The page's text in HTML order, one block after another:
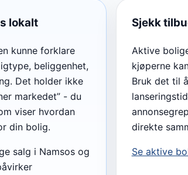
lokalt
kunne forklare
beliggenhet,
Det holder ikke
markedet” - du
viser hvordan
din bolig.
salg i Namsos og
Sjekk
Aktive
kjøperne
Bruk det til
direkte
Se aktive